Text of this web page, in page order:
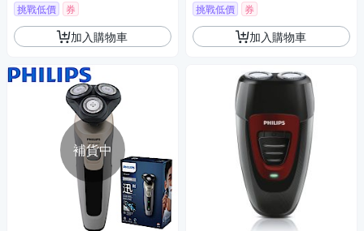
挑戰低價 券
加入購物車
補貨中
挑戰低價 券
加入購物車